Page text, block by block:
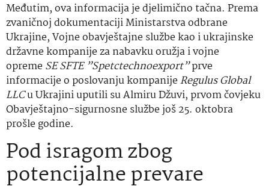
Međutim, ova informacija je djelimično tačna. Prema
zvaničnoj dokumentaciji Ministarstva odbrane
Ukrajine, Vojne obavještajne službe kao i ukrajinske
državne kompanije za nabavku oružja i vojne
opremeSE SFTE ”Spetctechnoexport”prve
informacije o poslovanju kompanijeRegulus Global
LLCu Ukrajini uputili su Almiru Džuvi, prvom čovjeku
Obavještajno-sigurnosne službe još 25. oktobra
prošle godine.
Pod isragom zbog
potencijalne prevare